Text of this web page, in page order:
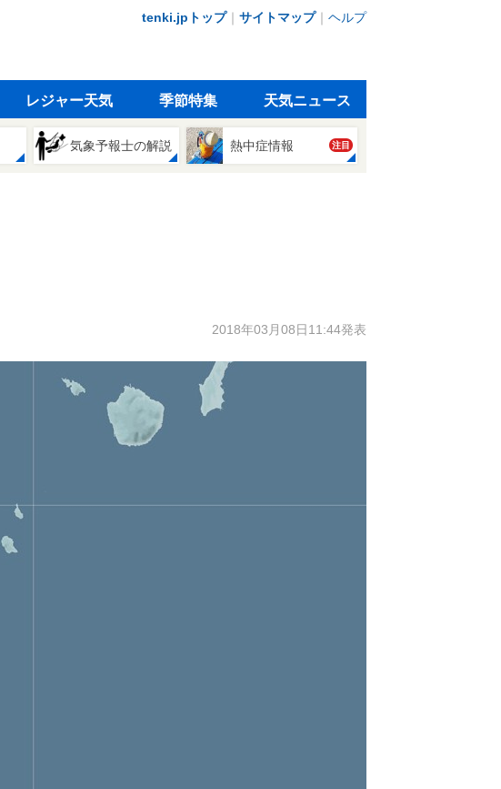
tenki.jpトップ｜ サイトマップ｜ ヘルプ
レジャー天気 季節特集 天気ニュース
気象予報士の解説 熱中症情報 注目
2018年03月08日11:44発表